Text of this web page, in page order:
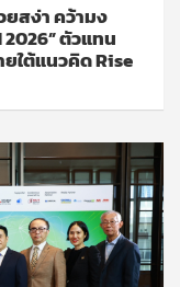
สง่า คว้ามง
ตัวแทน
ใต้แนวคิด Rise